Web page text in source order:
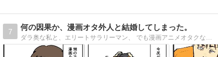
7
何の因果か、漫画オタ外人と結婚してしまった。